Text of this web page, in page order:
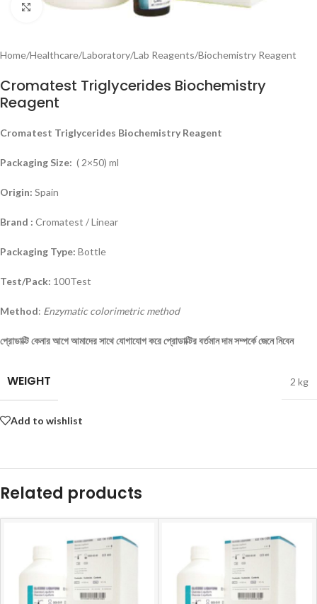
Click to enlarge
Home/Healthcare/Laboratory/Lab Reagents/Biochemistry Reagent
Cromatest Triglycerides Biochemistry
Reagent
Cromatest Triglycerides Biochemistry Reagent
Packaging Size: ( 2×50) ml
Origin: Spain
Brand : Cromatest / Linear
Packaging Type: Bottle
Test/Pack: 100Test
Method: Enzymatic colorimetric method
প্রোডাক্টিকেনারআগেআমাদেরসাথেযোগাযোগকরেপ্রোডাক্টিরবর্তমানদামসম্পর্কেজেনেনিবেন
WEIGHT 2 kg
Add to wishlist
Related products